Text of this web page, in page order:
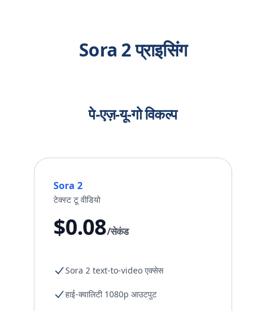
Sora 2 प्राइसिंग
पे-एज़-यू-गो विकल्प
Sora 2
टेक्स्ट टू वीडियो
$0.08/सेकंड
Sora 2 text-to-video एक्सेस
हाई-क्वालिटी 1080p आउटपुट